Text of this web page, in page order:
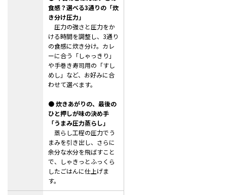
食感？選べる3通りの「炊
き分け圧力」
圧力の強さと圧力をか
ける時間を調整し、3通り
の食感に炊き分け。カレ
ーに合う「しゃっきり」
や手巻き寿司用の「すし
めし」など、お好みに合
わせて選べます。
● 炊きあがりの、最後の
ひと押しが味の決め手
「うまみ圧力蒸らし」
蒸らし工程の圧力でう
まみを引き出し、さらに
余分な水分を飛ばすこと
で、しゃきっとふっくら
したごはんに仕上げま
す。